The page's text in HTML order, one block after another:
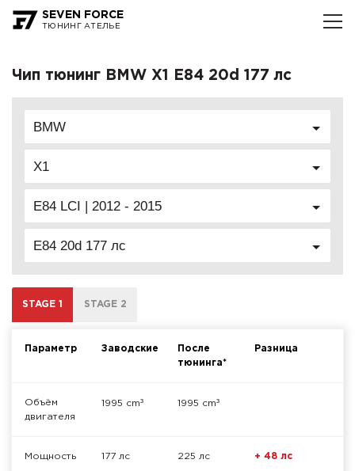
SEVEN FORCE
ТЮНИНГ АТЕЛЬЕ
Чип тюнинг BMW X1 E84 20d 177 лс
BMW
X1
E84 LCI | 2012 - 2015
E84 20d 177 лс
STAGE 1 STAGE 2
Параметр Заводские
После
тюнинга*
Разница
Объём
двигателя
1995 cm³ 1995 cm³
Мощность 177 лс 225 лс + 48 лс